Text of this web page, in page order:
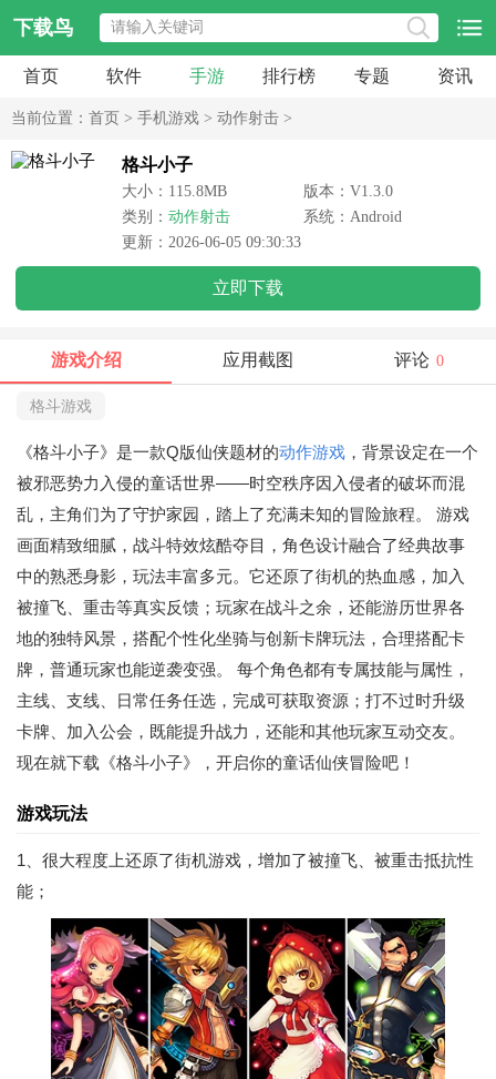
下载鸟
首页 软件 手游 排行榜 专题 资讯
当前位置： 首页 > 手机游戏 > 动作射击 >
格斗小子
大小：115.8MB
版本：V1.3.0
类别： 动作射击
系统：Android
更新：2026-06-05 09:30:33
立即下载
游戏介绍 应用截图 评论 0
格斗游戏
《格斗小子》是一款Q版仙侠题材的动作游戏 ，背景设定在一个
被邪恶势力入侵的童话世界——时空秩序因入侵者的破坏而混
乱，主角们为了守护家园，踏上了充满未知的冒险旅程。 游戏
画面精致细腻，战斗特效炫酷夺目，角色设计融合了经典故事
中的熟悉身影，玩法丰富多元。它还原了街机的热血感，加入
被撞飞、重击等真实反馈；玩家在战斗之余，还能游历世界各
地的独特风景，搭配个性化坐骑与创新卡牌玩法，合理搭配卡
牌，普通玩家也能逆袭变强。 每个角色都有专属技能与属性，
主线、支线、日常任务任选，完成可获取资源；打不过时升级
卡牌、加入公会，既能提升战力，还能和其他玩家互动交友。
现在就下载《格斗小子》，开启你的童话仙侠冒险吧！
游戏玩法
1、很大程度上还原了街机游戏，增加了被撞飞、被重击抵抗性
能；